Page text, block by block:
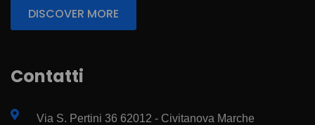
DISCOVER MORE
Contatti
Via S. Pertini 36 62012 - Civitanova Marche